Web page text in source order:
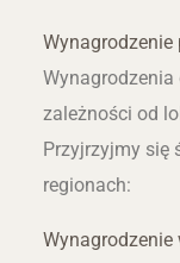
Wynagrodzenie
zależności od
Przyjrzyjmy się
regionach:
Wynagrodzenie